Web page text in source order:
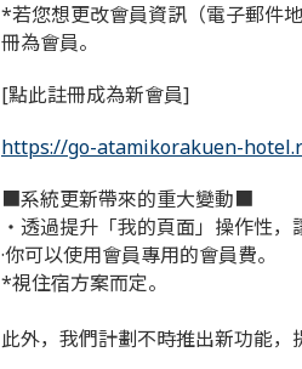
*若您想更改會員資訊（電子郵件
冊為會員。
[點此註冊成為新會員]
https://go-atamikorakuen-
■系統更新帶來的重大變動■
・透過提升「我的頁面」操作性
·你可以使用會員專用的會員費。
*視住宿方案而定。
此外，我們計劃不時推出新功能，